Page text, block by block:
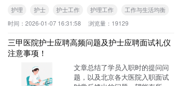
护理 护士 护士工作 护理工作
工作与生活均衡
时间： 2026-01-07 16:31:58 浏览量： 19129
三甲医院护士应聘高频问题及护士应聘面试礼仪
注意事项！
文章总结了学员入职时的提问问
题，以及北京各大医院入职面试